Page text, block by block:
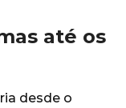
até os
desde o